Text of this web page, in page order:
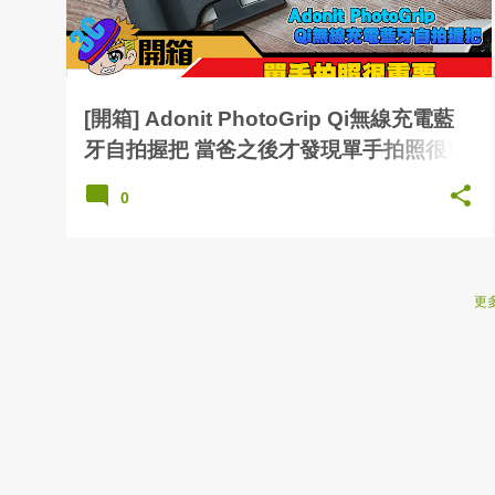
[開箱] Adonit PhotoGrip Qi無線充電藍
牙自拍握把 當爸之後才發現單手拍照很重
要
0
更